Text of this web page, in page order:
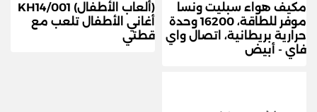
مكيف هواء سبليت ونسا
موفر للطاقة، 16200 وحدة
حرارية بريطانية، اتصال واي
فاي - أبيض
(ألعاب الأطفال) KH14/001
أغاني الأطفال تلعب مع
قطتي